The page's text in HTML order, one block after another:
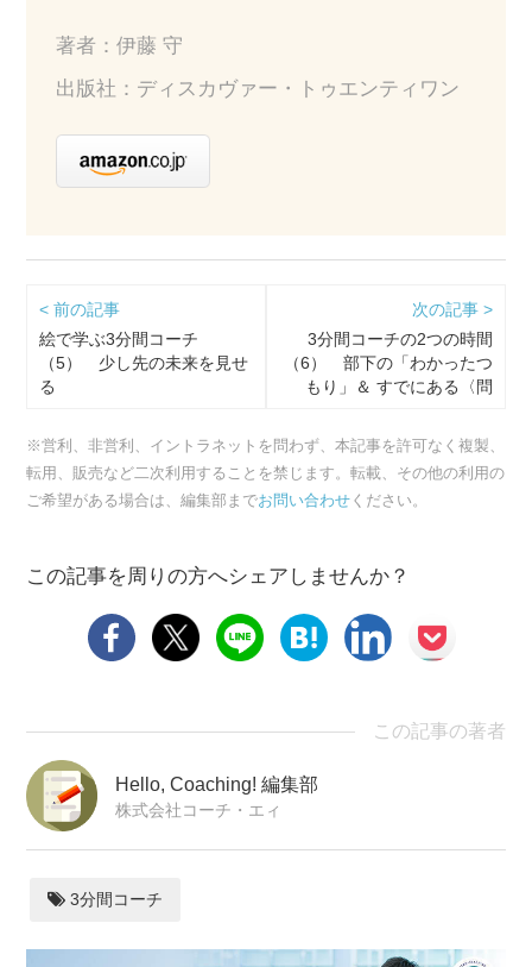
著者：伊藤 守
出版社：ディスカヴァー・トゥエンティワン
< 前の記事
絵で学ぶ3分間コーチ
（5） 少し先の未来を見せ
る
次の記事 >
3分間コーチの2つの時間
（6） 部下の「わかったつ
もり」＆ すでにある〈問
※営利、非営利、イントラネットを問わず、本記事を許可なく複製、
転用、販売など二次利用することを禁じます。転載、その他の利用の
ご希望がある場合は、編集部までお問い合わせ ください。
この記事を周りの方へシェアしませんか？
この記事の著者
Hello, Coaching! 編集部
株式会社コーチ・エィ
3分間コーチ